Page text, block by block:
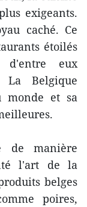
exigeants.
caché. Ce
étoilés
d'entre eux
Belgique
monde et sa
de manière
l'art de la
belges
poires,